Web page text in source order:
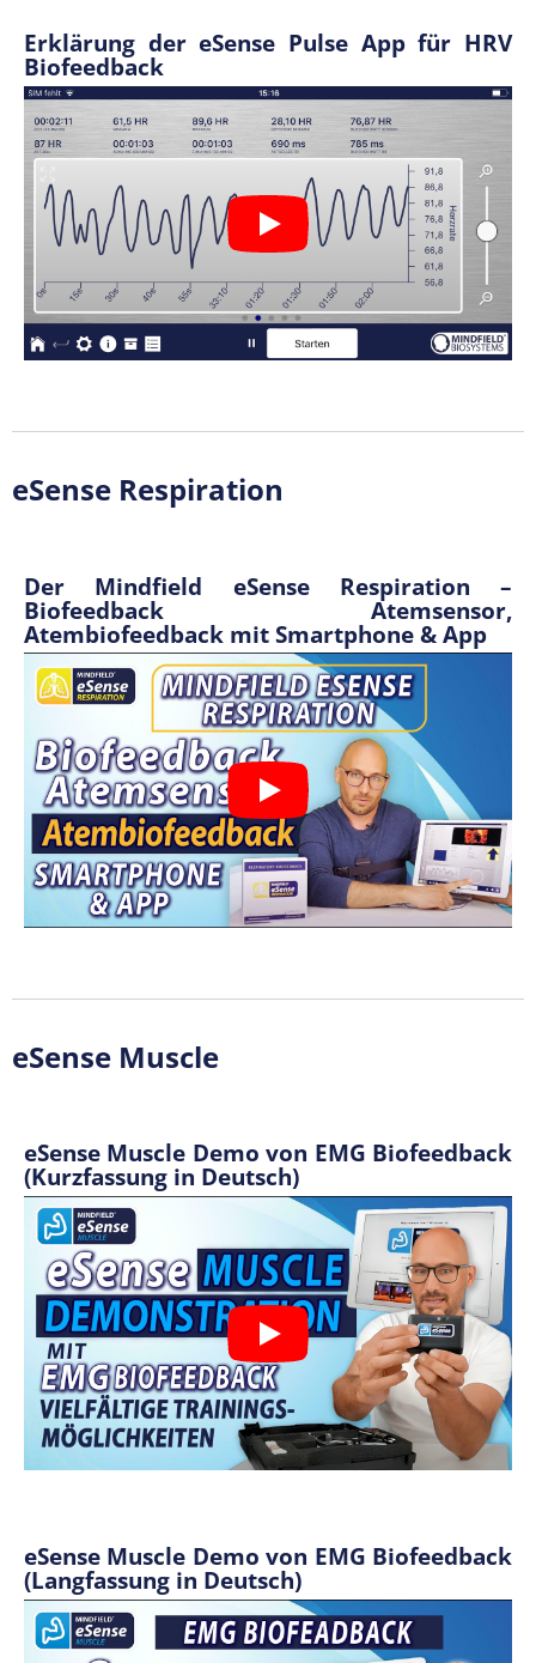
Erklärung der eSense Pulse App für HRV
Biofeedback
eSense Respiration
Der Mindfield eSense Respiration –
Biofeedback Atemsensor,
Atembiofeedback mit Smartphone & App
eSense Muscle
eSense Muscle Demo von EMG Biofeedback
(Kurzfassung in Deutsch)
eSense Muscle Demo von EMG Biofeedback
(Langfassung in Deutsch)